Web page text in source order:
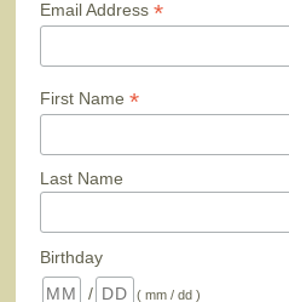
Email Address *
First Name *
Last Name
Birthday
/
( mm / dd )